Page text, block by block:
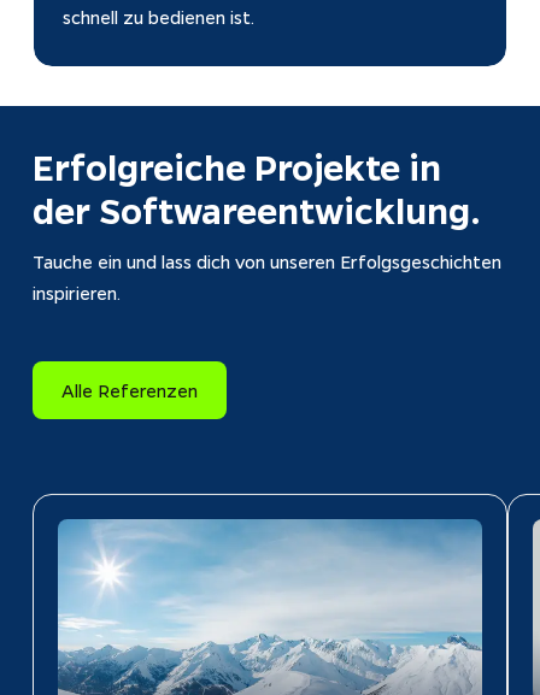
schnell zu bedienen ist.
Erfolgreiche Projekte in
der Softwareentwicklung.
Tauche ein und lass dich von unseren Erfolgsgeschichten
inspirieren.
Alle Referenzen